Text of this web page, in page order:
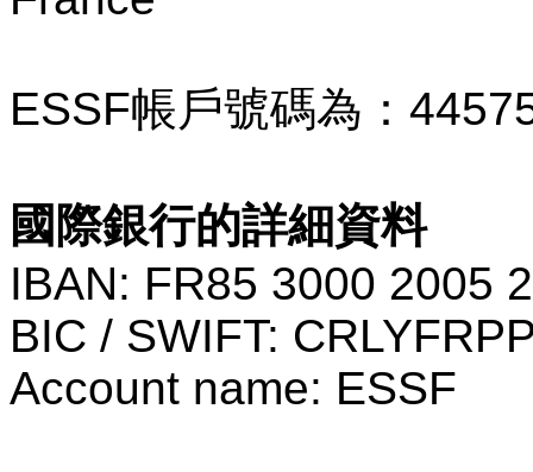
ESSF帳戶號碼為：
國際銀行的詳細資料
IBAN: FR85 3000 2005
BIC / SWIFT:
Account name: ESSF